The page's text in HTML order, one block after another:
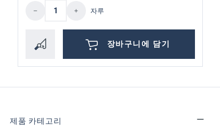
제품 수량: 원하는 값을 입력하거나 버
자루
장바구니에 담기
제품 카테고리